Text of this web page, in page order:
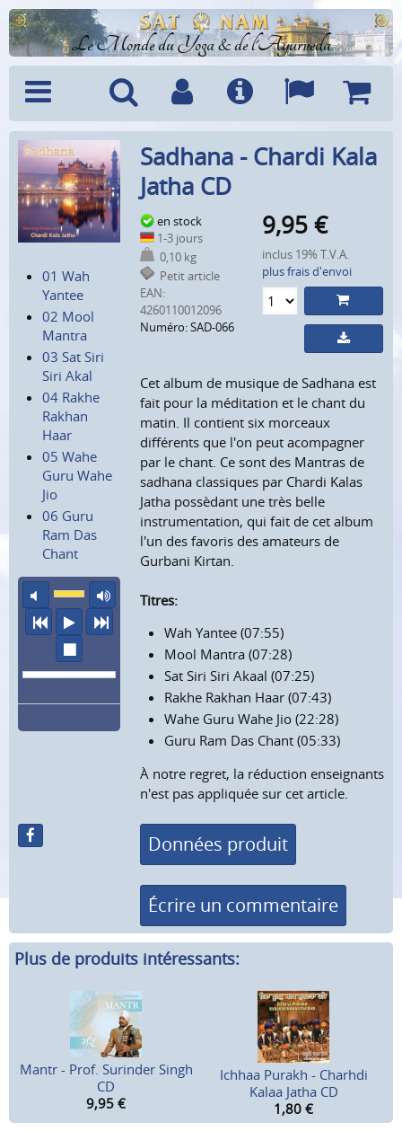
Le Monde du Yoga & de l'Ayurveda
Menu RechercheCompteInfo LanguesPanier
01 Wah
Yantee
02 Mool
Mantra
03 Sat Siri
Siri Akal
04 Rakhe
Rakhan
Haar
05 Wahe
Guru Wahe
Jio
06 Guru
Ram Das
Chant
son éteint
volume maximum
précédent
écouter
arrêter
Sadhana - Chardi Kala
Jatha CD
en stock
1-3 jours
0,10 kg
Petit article
EAN:
4260110012096
Numéro: SAD-066
9,95 €
inclus 19% T.V.A.
plus frais d'envoi
Cet album de musique de Sadhana est
fait pour la méditation et le chant du
matin. Il contient six morceaux
différents que l'on peut acompagner
par le chant. Ce sont des Mantras de
sadhana classiques par Chardi Kalas
Jatha possèdant une très belle
instrumentation, qui fait de cet album
l'un des favoris des amateurs de
Gurbani Kirtan.
Titres:
Wah Yantee (07:55)
Mool Mantra (07:28)
Sat Siri Siri Akaal (07:25)
Rakhe Rakhan Haar (07:43)
Wahe Guru Wahe Jio (22:28)
Guru Ram Das Chant (05:33)
À notre regret, la réduction enseignants
n'est pas appliquée sur cet article.
Données produit
Écrire un commentaire
Plus de produits intéressants:
Mantr - Prof. Surinder Singh
CD
9,95 €
Ichhaa Purakh - Charhdi
Kalaa Jatha CD
1,80 €